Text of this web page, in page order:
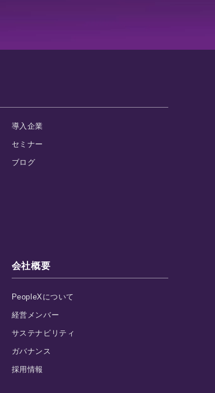
導入企業
セミナー
ブログ
会社概要
PeopleXについて
経営メンバー
サステナビリティ
ガバナンス
採用情報